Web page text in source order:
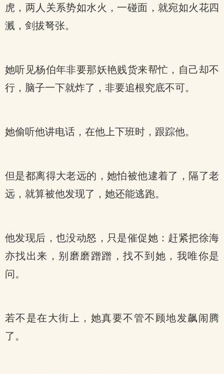
虎，两人关系势如水火，一碰面，就宛如火花四
溅，剑拔弩张。
她听见杨伯年非要那妖艳贱货来帮忙，自己却不
行，脑子一下就炸了，非要追根究底不可。
她偷听他讲电话，在他上下班时，跟踪他。
但是都离得大老远的，她怕被他逮着了，隔了老
远，就算被他发现了，她还能逃跑。
他发现后，也没动怒，只是催促她：赶紧把徐海
亦找出来，别磨磨蹭蹭，找不到她，我唯你是
问。
若不是在大街上，她真要不管不顾地发飙闹腾
了。